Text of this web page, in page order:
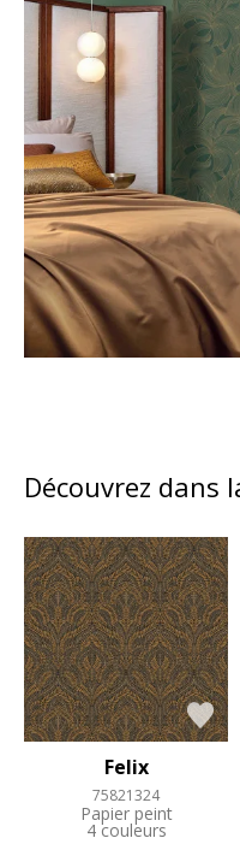
Découvrez dans
Felix
75821324
Papier peint
4 couleurs